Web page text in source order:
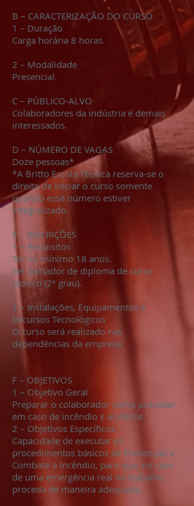
B – CARACTERIZAÇÃO DO CURSO
1 – Duração
Carga horária 8 horas.
2 – Modalidade
Presencial.
C – PÚBLICO-ALVO
Colaboradores da indústria e demais
interessados.
D – NÚMERO DE VAGAS
Doze pessoas*
*A Britto Escola Técnica reserva-se o
direito de iniciar o curso somente
quando esse número estiver
integralizado.
E – INSCRIÇÕES
1 – Requisitos
Ter no mínimo 18 anos.
Ser portador de diploma de curso
técnico (2º grau).
2 – Instalações, Equipamentos e
Recursos Tecnológicos
O curso será realizado nas
dependências da empresa.
F – OBJETIVOS
1 – Objetivo Geral
Preparar o colaborador como proceder
em caso de incêndio e acidente.
2 – Objetivos Específicos
Capacidade de executar os
procedimentos básicos de Prevenção e
Combate a Incêndio, para que, no caso
de uma emergência real no trabalho,
proceda de maneira adequada.